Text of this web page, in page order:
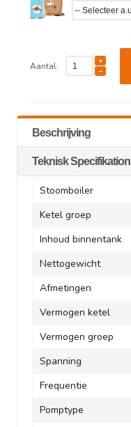
Aantal:
Beschrijving
Teknisk Specifikation
Stoomboiler
Ketel groep
Inhoud binnentank
Nettogewicht
Afmetingen
Vermogen ketel
Vermogen groep
Spanning
Frequentie
Pomptype